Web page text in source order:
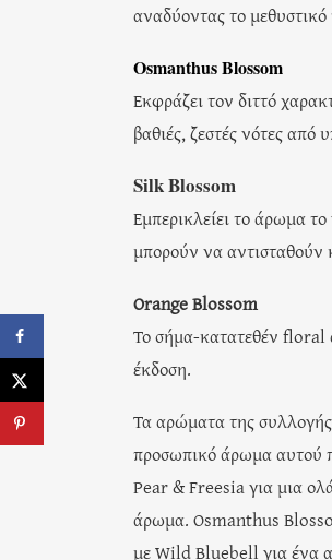
αναδύοντας το
Osmanthus Blossom
Εκφράζει τον διττό
βαθιές, ζεστές νότες από
Silk Blossom
Εμπερικλείει το άρωμα
μπορούν να αντισταθούν
Orange Blossom
Το σήμα-κατατεθέν floral
έκδοση.
Τα αρώματα της
προσωπικό άρωμα αυτού
Pear & Freesia για μια
άρωμα. Osmanthus
με Wild Bluebell για ένα